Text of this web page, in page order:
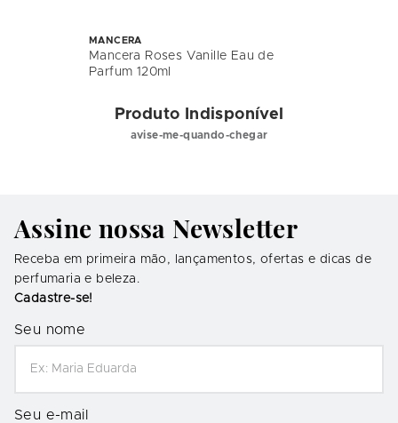
MANCERA
Mancera Roses Vanille Eau de
Parfum 120ml
Produto Indisponível
avise-me-quando-chegar
Assine nossa Newsletter
Receba em primeira mão, lançamentos, ofertas e dicas de
perfumaria e beleza.
Cadastre-se!
Seu nome
Seu e-mail